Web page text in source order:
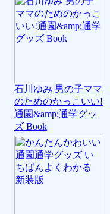
石川ゆみ 男の子ママ
のためのかっこいい!
通園&amp;通学グッ
ズ Book